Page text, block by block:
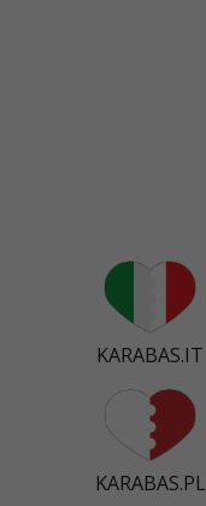
KARABAS.IT
KARABAS.PL